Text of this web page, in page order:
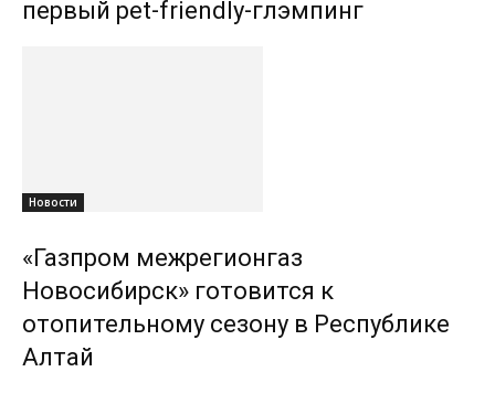
первый pet-friendly-глэмпинг
Новости
«Газпром межрегионгаз
Новосибирск» готовится к
отопительному сезону в Республике
Алтай